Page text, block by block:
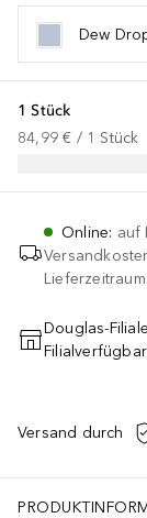
Dew
1 Stück
84,99 € / 1 Stück
Online: auf
Douglas-Filiale
Versand durch